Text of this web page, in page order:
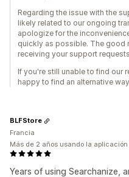
Regarding the issue with the
likely related to our ongoing
apologize for the
quickly as possible. The good
receiving your support
If you're still unable to find our
happy to find an alternative
Years of using Searchanize,
BLFStore
Francia
Más de 2 años usando la aplicación